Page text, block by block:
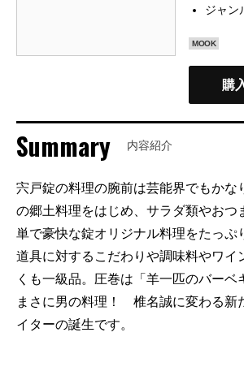
ジャン
MOOK
購
Summary 内容紹介
宍戸錠の料理の腕前は芸能界でもかな
の郷土料理をはじめ、サラダ類やおつ
単で豪快な錠オリジナル料理をたっぷ
道具に対するこだわりや調味料やワイ
くも一級品。圧巻は「羊一匹のバーベ
まさに男の料理！ 椎名誠に変わる新
イターの誕生です。